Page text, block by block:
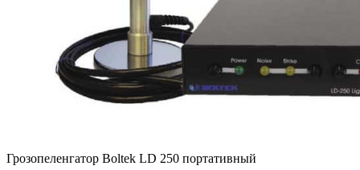
Грозопеленгатор Boltek LD 250 портативный